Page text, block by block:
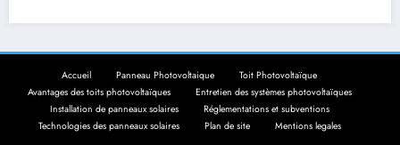
Accueil Panneau Photovoltaique
Toit Photovoltaïque
Avantages des toits photovoltaïques
Entretien des systèmes photovoltaïques
Installation de panneaux solaires
Réglementations et subventions
Technologies des panneaux solaires
Plan de site
Mentions legales